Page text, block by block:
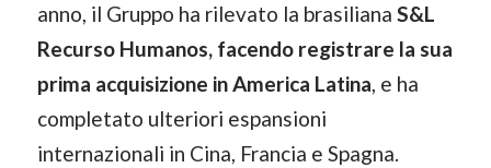
anno, il Gruppo ha rilevato la brasiliana S&L
Recurso Humanos, facendo registrare la sua
prima acquisizione in America Latina, e ha
completato ulteriori espansioni
internazionali in Cina, Francia e Spagna.